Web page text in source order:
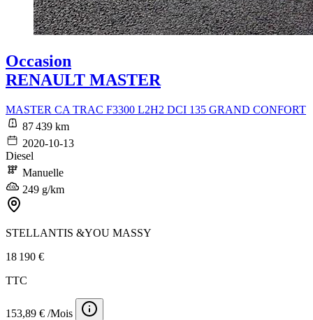
Occasion
RENAULT MASTER
MASTER CA TRAC F3300 L2H2 DCI 135 GRAND CONFORT
87 439 km
2020-10-13
Diesel
Manuelle
249 g/km
STELLANTIS &YOU MASSY
18 190 €
TTC
153,89 € /Mois